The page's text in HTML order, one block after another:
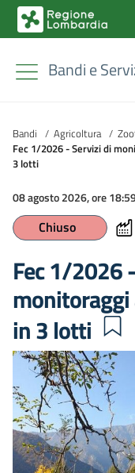
Bandi e
Bandi / Agricoltura /
Fec 1/2026 - Servizi di
3 lotti
08 agosto 2026, ore
Chiuso
Fec 1/2026
in 3 lotti